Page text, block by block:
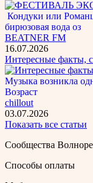
Кондуки или
бирюзовая вода оз
BEATNER FM
16.07.2026
Интересные факты,
Музыка возникла
Возраст
chillout
03.07.2026
Показать все статьи
Сообщества
Способы оплаты